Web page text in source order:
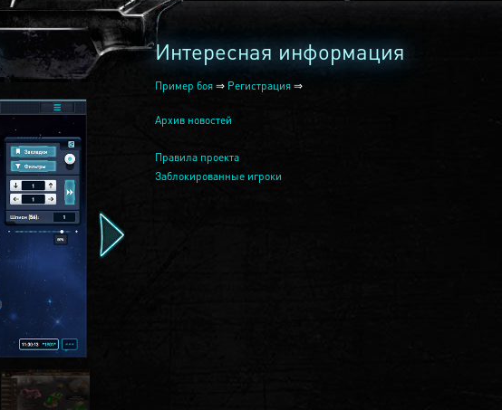
Интересная информация
Пример боя ⇒ Регистрация ⇒
Архив новостей
Правила проекта
Заблокированные игроки